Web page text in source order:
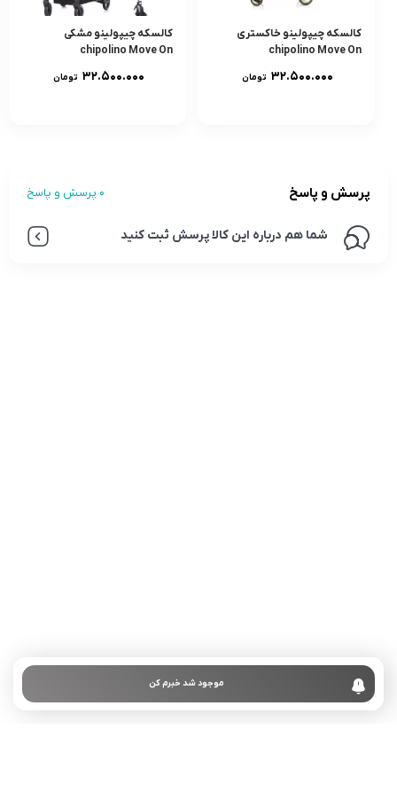
موجود شد خبرم کن
کالسکه چیپولینو خاکستری
chipolino Move On
۳۲.۵۰۰.۰۰۰ تومان
کالسکه چیپولینو مشکی
chipolino Move On
۳۲.۵۰۰.۰۰۰ تومان
پرسش و پاسخ 0 پرسش و پاسخ
شما هم درباره این کالا پرسش ثبت کنید
درباره ما